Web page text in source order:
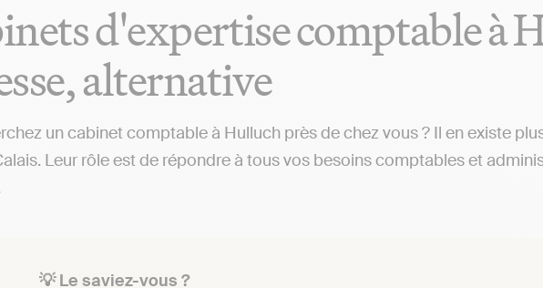
d'expertise comptable à
alternative
un cabinet comptable à Hulluch près de chez vous ? Il en existe
Leur rôle est de répondre à tous vos besoins comptables et
💡 Le saviez-vous ?